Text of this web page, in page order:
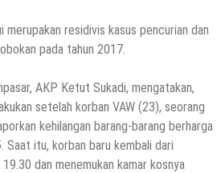
merupakan residivis kasus pencurian dan
pada tahun 2017.
AKP Ketut Sukadi, mengatakan,
setelah korban VAW (23), seorang
kehilangan barang-barang berharga
Saat itu, korban baru kembali dari
dan menemukan kamar kosnya